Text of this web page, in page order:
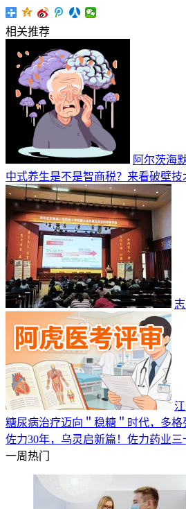
相关推荐
阿尔茨海
中式养生是不是智商税？来看破壁
糖尿病治疗迈向＂稳糖＂时代，多
佐力30年，乌灵启新篇！佐力药业
一周热门